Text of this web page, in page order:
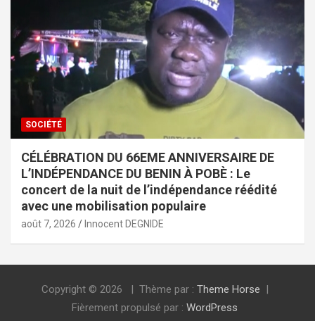
SOCIÉTÉ
CÉLÉBRATION DU 66EME ANNIVERSAIRE DE
L’INDÉPENDANCE DU BENIN À POBÈ : Le
concert de la nuit de l’indépendance réédité
avec une mobilisation populaire
août 7, 2026 Innocent DEGNIDE
Copyright © 2026 Thème par : Theme Horse
Fièrement propulsé par : WordPress